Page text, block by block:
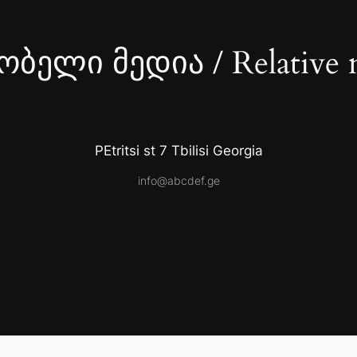
მედია / Relative
PEtritsi st 7 Tbilisi Georgia
info@abcdef.ge